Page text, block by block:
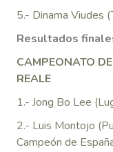
5.- Dinama Viudes
Resultados
CAMPEONATO
REALE
1.- Jong Bo Lee
2.- Luis Montojo
Campeón de